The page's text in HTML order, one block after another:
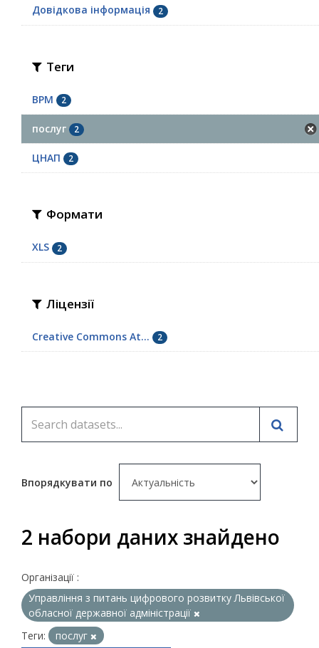
Довідкова інформація 2
Теги
ВРМ 2
послуг 2
ЦНАП 2
Формати
XLS 2
Ліцензії
Creative Commons At... 2
Впорядкувати по
2 набори даних знайдено
Організації :
Управління з питань цифрового розвитку Львівської
обласної державної адміністрації
Теги:
послуг